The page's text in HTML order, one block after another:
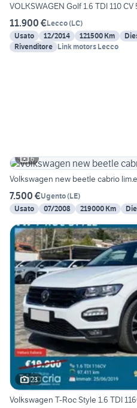
VOLKSWAGEN Golf 1.6 TDI 110
11.900 €Lecco(LC)
Usato
12/2014 121500 Km
Rivenditore Link motors Lecco
6
Volkswagen new beetle cabrio
7.500 €Ugento(LE)
Usato
07/2008 219000 Km
23
Volkswagen T-Roc Style 1.6 TDI